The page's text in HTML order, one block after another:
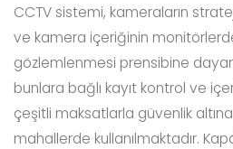
CCTV sistemi, kameraların
ve kamera içeriğinin
gözlemlenmesi prensibine
bunlara bağlı kayıt kontrol ve
çeşitli maksatlarla güvenlik
mahallerde kullanılmaktadır.